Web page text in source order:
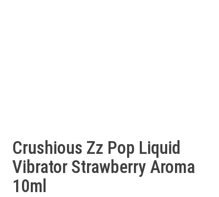
Crushious Zz Pop Liquid
Vibrator Strawberry Aroma
10ml